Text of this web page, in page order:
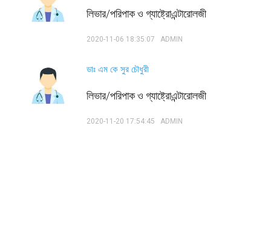
লিভার/পরিপাক ও গ্যাষ্ট্রোএন্টারোলজী
2020-11-06 18:35:07 ADMIN
ডাঃ এম কে সুর চৌধুরী
লিভার/পরিপাক ও গ্যাষ্ট্রোএন্টারোলজী
2020-11-20 17:54:45 ADMIN